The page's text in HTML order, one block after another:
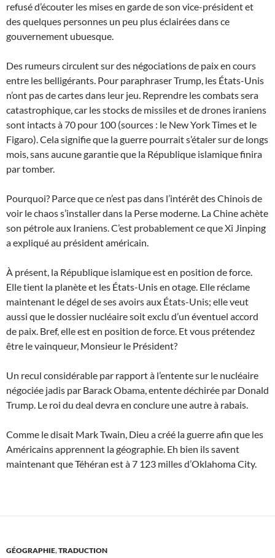
refusé d’écouter les mises en garde de son vice-président et
des quelques personnes un peu plus éclairées dans ce
gouvernement ubuesque.
Des rumeurs circulent sur des négociations de paix en cours
entre les belligérants. Pour paraphraser Trump, les États-Unis
n’ont pas de cartes dans leur jeu. Reprendre les combats sera
catastrophique, car les stocks de missiles et de drones iraniens
sont intacts à 70 pour 100 (sources : le New York Times et le
Figaro). Cela signifie que la guerre pourrait s’étaler sur de longs
mois, sans aucune garantie que la République islamique finira
par tomber.
Pourquoi? Parce que ce n’est pas dans l’intérêt des Chinois de
voir le chaos s’installer dans la Perse moderne. La Chine achète
son pétrole aux Iraniens. C’est probablement ce que Xi Jinping
a expliqué au président américain.
À présent, la République islamique est en position de force.
Elle tient la planète et les États-Unis en otage. Elle réclame
maintenant le dégel de ses avoirs aux États-Unis; elle veut
aussi que le dossier nucléaire soit exclu d’un éventuel accord
de paix. Bref, elle est en position de force. Et vous prétendez
être le vainqueur, Monsieur le Président?
Un recul considérable par rapport à l’entente sur le nucléaire
négociée jadis par Barack Obama, entente déchirée par Donald
Trump. Le roi du deal devra en conclure une autre à rabais.
Comme le disait Mark Twain, Dieu a créé la guerre afin que les
Américains apprennent la géographie. Eh bien ils savent
maintenant que Téhéran est à 7 123 milles d’Oklahoma City.
GÉOGRAPHIE,TRADUCTION